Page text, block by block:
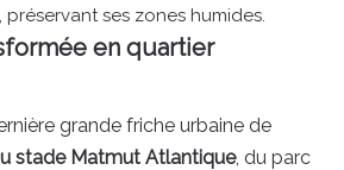
ses zones humides.
en quartier
grande friche urbaine de
stade Matmut Atlantique, du parc